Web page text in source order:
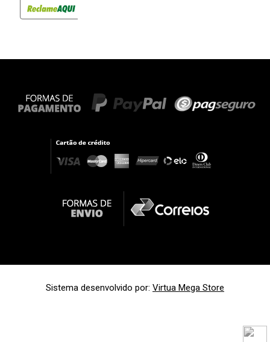
Sistema desenvolvido por: Virtua Mega Store